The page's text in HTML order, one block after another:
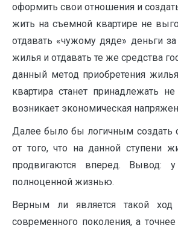
оформить свои отношения и
жить на съемной квартире не
отдавать «чужому дяде» деньги
жилья и отдавать те же средства
данный метод приобретения
квартира станет принадлежать
возникает экономическая
Далее было бы логичным создать
от того, что на данной ступени
продвигаются вперед. Вывод:
полноценной жизнью.
Верным ли является такой
современного поколения, а